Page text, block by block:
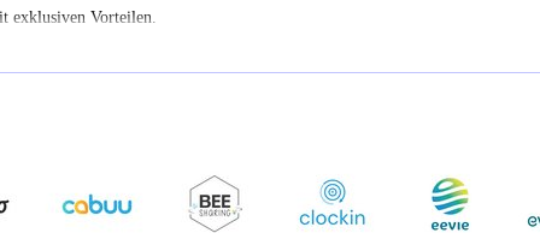
exklusiven Vorteilen.